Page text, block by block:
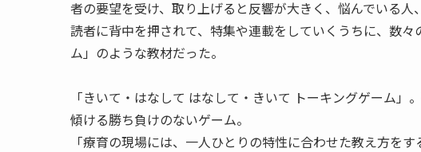
者の要望を受け、取り上げると反響が大きく、悩んでいる人
読者に背中を押されて、特集や連載をしていくうちに、数
ム」のような教材だった。
「きいて・はなして はなして・きいて トーキングゲーム
傾ける勝ち負けのないゲーム。
「療育の現場には、一人ひとりの特性に合わせた教え方を